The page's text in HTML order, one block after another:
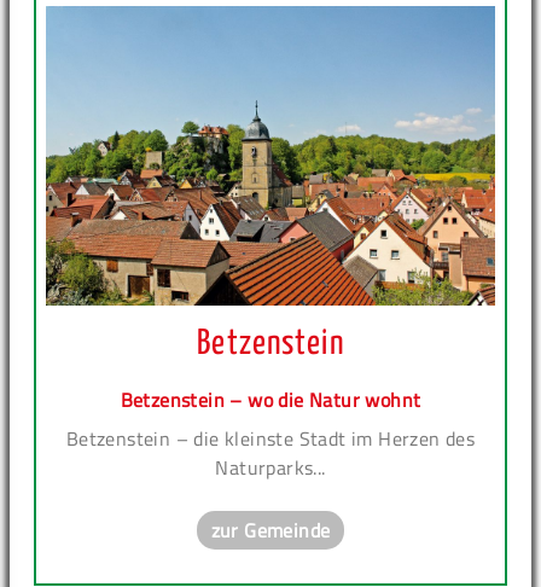
Betzenstein
Betzenstein – wo die Natur wohnt
Betzenstein – die kleinste Stadt im Herzen des
Naturparks...
zur Gemeinde